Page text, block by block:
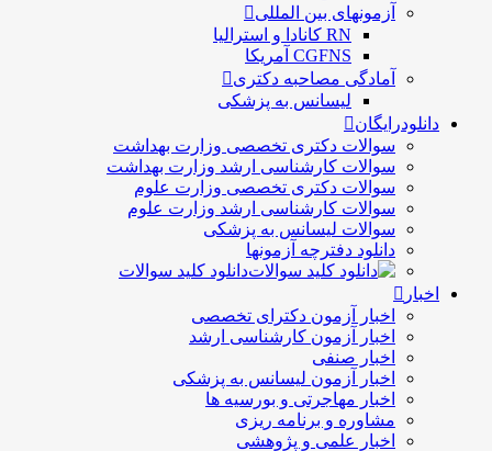
آزمونهای بین المللی
RN کانادا و استرالیا
CGFNS آمریکا
آمادگی مصاحبه دکتری
لیسانس به پزشکی
دانلودرایگان
سوالات دکتری تخصصی وزارت بهداشت
سوالات کارشناسی ارشد وزارت بهداشت
سوالات دکتری تخصصی وزارت علوم
سوالات کارشناسی ارشد وزارت علوم
سوالات لیسانس به پزشکی
دانلود دفترچه آزمونها
دانلود کلید سوالات
اخبار
اخبار آزمون دکترای تخصصی
اخبار آزمون کارشناسی ارشد
اخبار صنفی
اخبار آزمون لیسانس به پزشکی
اخبار مهاجرتی و بورسیه ها
مشاوره و برنامه ریزی
اخبار علمی و پژوهشی